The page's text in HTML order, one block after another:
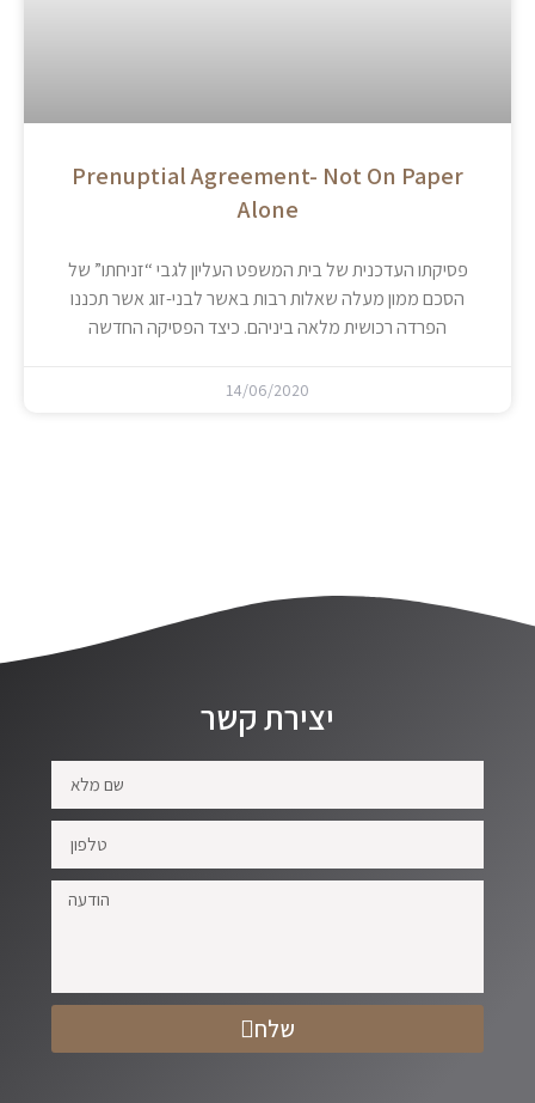
Prenuptial Agreement- Not On Paper
Alone
פסיקתו העדכנית של בית המשפט העליון לגבי “זניחתו” של
הסכם ממון מעלה שאלות רבות באשר לבני-זוג אשר תכננו
הפרדה רכושית מלאה ביניהם. כיצד הפסיקה החדשה
14/06/2020
יצירת קשר
שלח